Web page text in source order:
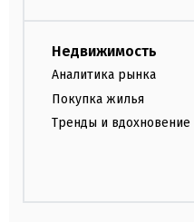
Недвижимость
Аналитика рынка
Покупка жилья
Тренды и вдохновение